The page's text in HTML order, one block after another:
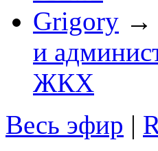
Grigory →
и
ЖКХ
Весь эфир |